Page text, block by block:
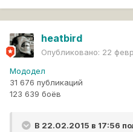
heatbird
Опубликовано: 22
Мододел
31 676 публикаций
123 639 боёв
В 22.02.2015 в 17:56